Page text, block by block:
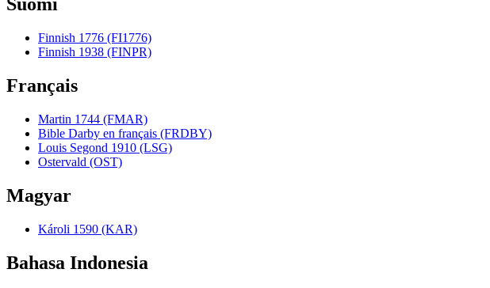
Finnish 1776 (FI1776)
Finnish 1938 (FINPR)
Français
Martin 1744 (FMAR)
Bible Darby en français (FRDBY)
Louis Segond 1910 (LSG)
Ostervald (OST)
Magyar
Károli 1590 (KAR)
Bahasa Indonesia